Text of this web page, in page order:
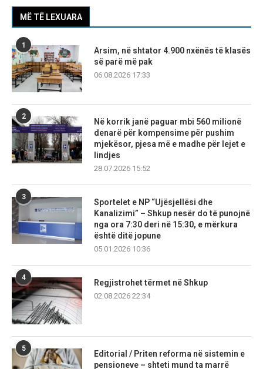
MË TË LEXUARA
1
Arsim, në shtator 4.900 nxënës të klasës
së parë më pak
06.08.2026 17:33
2
Në korrik janë paguar mbi 560 milionë
denarë për kompensime për pushim
mjekësor, pjesa më e madhe për lejet e
lindjes
28.07.2026 15:52
3
Sportelet e NP “Ujësjellësi dhe
Kanalizimi” – Shkup nesër do të punojnë
nga ora 7:30 deri në 15:30, e mërkura
është ditë jopune
05.01.2026 10:36
4
Regjistrohet tërmet në Shkup
02.08.2026 22:34
5
Editorial / Priten reforma në sistemin e
pensioneve – shteti mund ta marrë